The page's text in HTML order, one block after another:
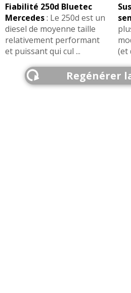
Fiabilité 250d Bluetec
Mercedes: Le 250d est un
diesel de moyenne taille
relativement performant
et puissant qui cul ...
(et
Regénérer